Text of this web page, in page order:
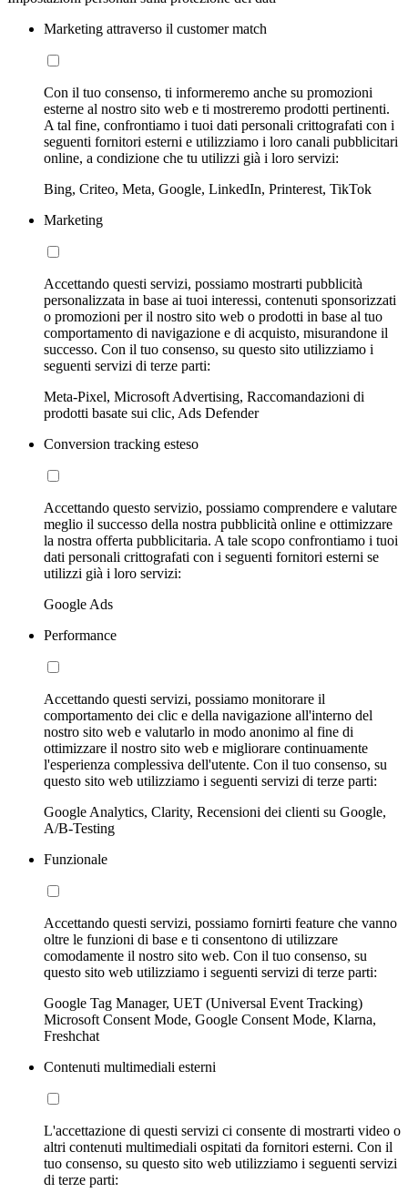
Marketing attraverso il customer match
Con il tuo consenso, ti informeremo anche su promozioni
esterne al nostro sito web e ti mostreremo prodotti pertinenti.
A tal fine, confrontiamo i tuoi dati personali crittografati con i
seguenti fornitori esterni e utilizziamo i loro canali pubblicitari
online, a condizione che tu utilizzi già i loro servizi:
Bing, Criteo, Meta, Google, LinkedIn, Printerest, TikTok
Marketing
Accettando questi servizi, possiamo mostrarti pubblicità
personalizzata in base ai tuoi interessi, contenuti sponsorizzati
o promozioni per il nostro sito web o prodotti in base al tuo
comportamento di navigazione e di acquisto, misurandone il
successo. Con il tuo consenso, su questo sito utilizziamo i
seguenti servizi di terze parti:
Meta-Pixel, Microsoft Advertising, Raccomandazioni di
prodotti basate sui clic, Ads Defender
Conversion tracking esteso
Accettando questo servizio, possiamo comprendere e valutare
meglio il successo della nostra pubblicità online e ottimizzare
la nostra offerta pubblicitaria. A tale scopo confrontiamo i tuoi
dati personali crittografati con i seguenti fornitori esterni se
utilizzi già i loro servizi:
Google Ads
Performance
Accettando questi servizi, possiamo monitorare il
comportamento dei clic e della navigazione all'interno del
nostro sito web e valutarlo in modo anonimo al fine di
ottimizzare il nostro sito web e migliorare continuamente
l'esperienza complessiva dell'utente. Con il tuo consenso, su
questo sito web utilizziamo i seguenti servizi di terze parti:
Google Analytics, Clarity, Recensioni dei clienti su Google,
A/B-Testing
Funzionale
Accettando questi servizi, possiamo fornirti feature che vanno
oltre le funzioni di base e ti consentono di utilizzare
comodamente il nostro sito web. Con il tuo consenso, su
questo sito web utilizziamo i seguenti servizi di terze parti:
Google Tag Manager, UET (Universal Event Tracking)
Microsoft Consent Mode, Google Consent Mode, Klarna,
Freshchat
Contenuti multimediali esterni
L'accettazione di questi servizi ci consente di mostrarti video o
altri contenuti multimediali ospitati da fornitori esterni. Con il
tuo consenso, su questo sito web utilizziamo i seguenti servizi
di terze parti: